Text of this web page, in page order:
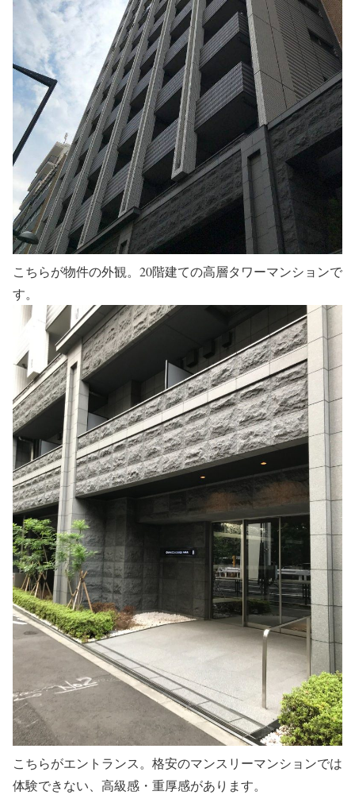
こちらが物件の外観。20階建ての高層タワーマンションで
す。
こちらがエントランス。格安のマンスリーマンションでは
体験できない、高級感・重厚感があります。